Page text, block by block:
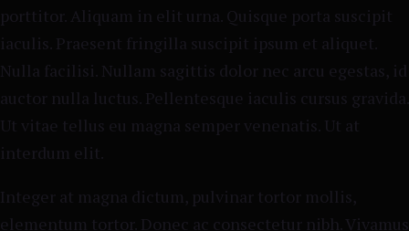
porttitor. Aliquam in elit urna. Quisque porta suscipit
iaculis. Praesent fringilla suscipit ipsum et aliquet.
Nulla facilisi. Nullam sagittis dolor nec arcu egestas, id
auctor nulla luctus. Pellentesque iaculis cursus gravida.
Ut vitae tellus eu magna semper venenatis. Ut at
interdum elit.
Integer at magna dictum, pulvinar tortor mollis,
elementum tortor. Donec ac consectetur nibh. Vivamus